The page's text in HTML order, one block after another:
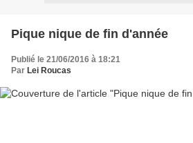
Pique nique de fin d'année
Publié le 21/06/2016 à 18:21
Par Lei Roucas